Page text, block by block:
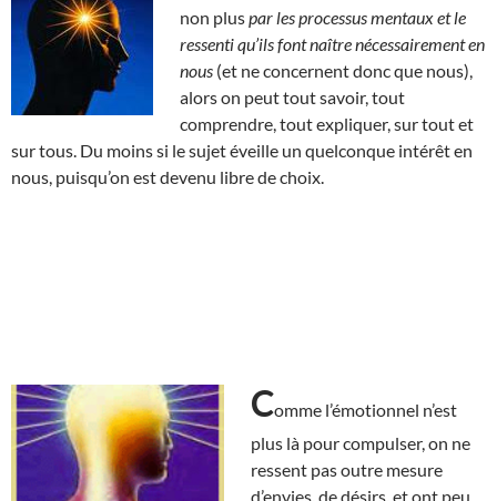
non pluspar les processus mentaux et le
ressenti qu’ils font naître nécessairement en
nous (et ne concernent donc que nous),
alors on peut tout savoir, tout
comprendre, tout expliquer, sur tout et
sur tous. Du moins si le sujet éveille un quelconque intérêt en
nous, puisqu’on est devenu libre de choix.
Comme l’émotionnel n’est
plus là pour compulser, on ne
ressent pas outre mesure
d’envies, de désirs, et ont peu